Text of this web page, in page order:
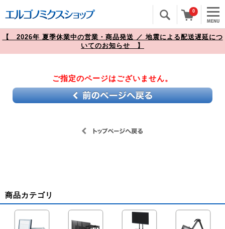
0
【 2026年 夏季休業中の営業・商品発送 ／ 地震による配送遅延につ
いてのお知らせ 】
ご指定のページはございません。
商品カテゴリ